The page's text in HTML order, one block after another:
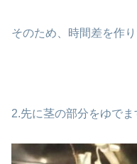
そのため、時間差を作
2.先に茎の部分をゆでま